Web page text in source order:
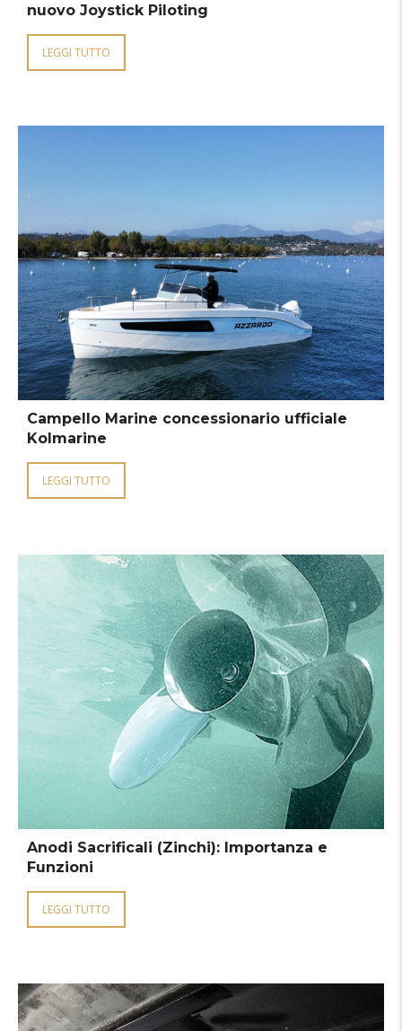
nuovo Joystick Piloting
LEGGI TUTTO
Campello Marine concessionario ufficiale
Kolmarine
LEGGI TUTTO
Anodi Sacrificali (Zinchi): Importanza e
Funzioni
LEGGI TUTTO